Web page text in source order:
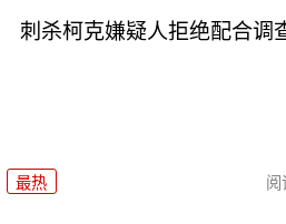
刺杀柯克嫌疑人拒绝配合调
最热 阅